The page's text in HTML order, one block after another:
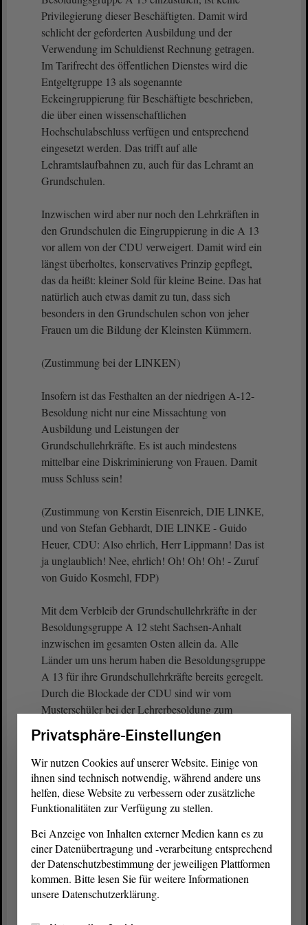
Privilegierung dieser Beschäftigten. Damit wird
schlicht der geforderten Ausbildung und der
Verwendung im Schuldienst Rechnung getragen.
Im Tarifrecht des öffentlichen Dienstes wird die
Entgeltgruppe 13 als sogenannte
Eckeingruppierung für Beschäftigte beschrieben,
die über einen wissenschaftlichen
Hochschulabschluss verfügen und entsprechend
eingesetzt werden. Das trifft auf alle
Lehramtslaufbahnen zu, auch für das Lehramt an
Grundschulen.
Inzwischen wird aber nur noch den Lehrkräften in
den Grundschulen die Eingruppierung in die A 13
vor allem von der CDU verweigert. Damit wird ein
längst überholtes, konservatives Prinzip gepflegt,
das da heißt: kleiner Sold für kleine Beine. Das hat
natürlich auch etwas damit zu tun, dass sich
besonders in den Grundschulen schon von jeher
Frauen um die Bildung der Kleinsten Kümmern.
(Zustimmung bei der LINKEN)
Insofern ist das Festhalten an der niedrigen A-12-
Besoldung nicht nur eine Missachtung von
Ausbildung und Leistungen der
Grundschullehrkräfte. Es ist auch mindestens
mittelbar eine Diskriminierung von Frauen. Damit
muss Schluss sein!
(Zustimmung von Kerstin Eisenreich, DIE LINKE,
und von Stefan Gebhardt, DIE LINKE - Guido
Heuer, CDU: Also ehrlich, Herr Lippmann! Das ist
ja unglaublich! Nee, ehrlich! Oh! Oh! Oh! - Zuruf
von Guido Kosmehl, FDP)
Mit dem Verbleib der Grundschullehrkräfte in der
Besoldungsgruppe A 12 steht Sachsen-Anhalt
inzwischen im gesamten Osten allein da. Alle
Länder um uns herum haben die Besoldungsgruppe
A 13 für ihre Grundschullehrkräfte bereits geregelt.
Durch die Blockade der CDU sind wir vom
Musterschüler bei der Lehrerbesoldung zum
(Zustimmung bei der LINKEN)
Das können und das dürfen wir uns nicht weiter
leisten.
Wenn bei der CDU weiterhin die inhaltliche
Überzeugung fehlt, dann hilft hoffentlich der
ökonomische Druck des Wettbewerbs. Ohne eine
gleichwertige Bezahlung gegenüber unseren
Privatsphäre-Einstellungen
Wir nutzen Cookies auf unserer Website. Einige von
ihnen sind technisch notwendig, während andere uns
helfen, diese Website zu verbessern oder zusätzliche
Funktionalitäten zur Verfügung zu stellen.
Bei Anzeige von Inhalten externer Medien kann es zu
einer Datenübertragung und -verarbeitung entsprechend
der Datenschutzbestimmung der jeweiligen Plattformen
kommen. Bitte lesen Sie für weitere Informationen
unsere Datenschutzerklärung.